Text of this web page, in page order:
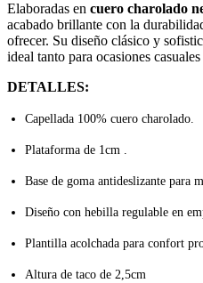
Elaboradas en cuero charolado
acabado brillante con la
ofrecer. Su diseño clásico y
ideal tanto para ocasiones
DETALLES:
Capellada 100% cuero charolado.
Plataforma de 1cm .
Base de goma antideslizante para
Diseño con hebilla regulable en
Plantilla acolchada para confort
Altura de taco de 2,5cm